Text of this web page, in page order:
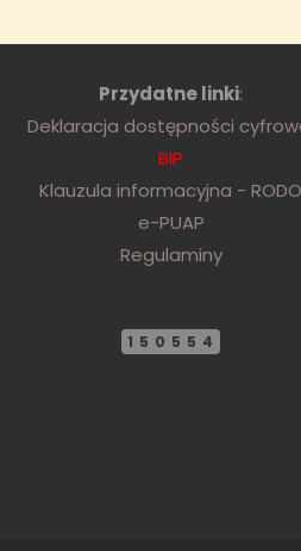
Przydatne linki:
Deklaracja dostępności
BIP
Klauzula informacyjna - RODO
e-PUAP
Regulaminy
150554